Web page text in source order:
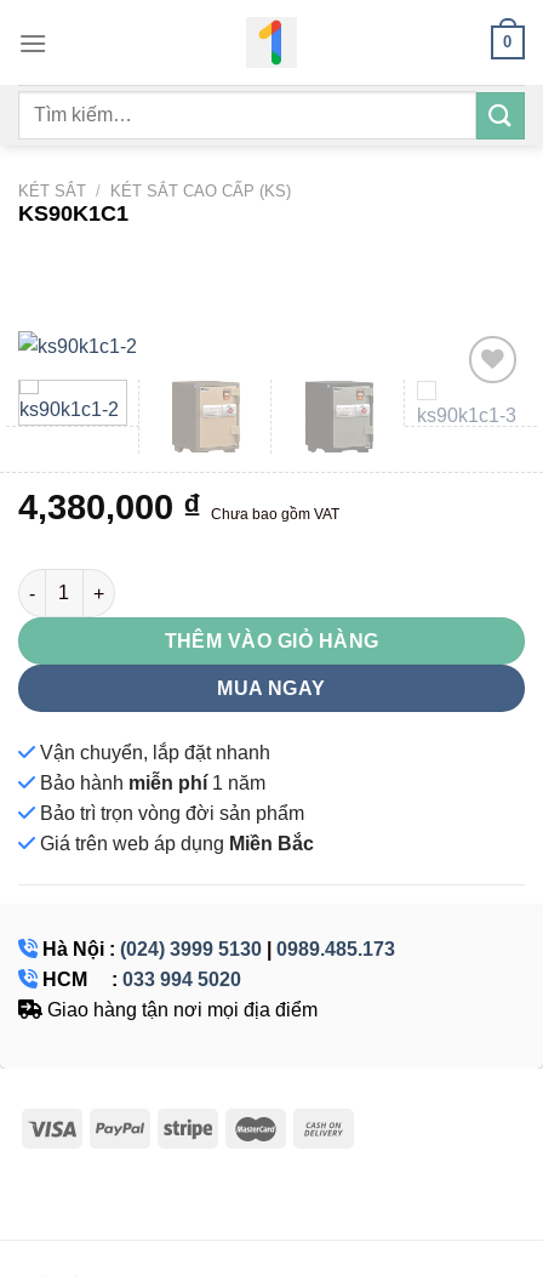
qua
dung
0
Tìm
KÉT SẮT / KÉT SẮT CAO CẤP (KS)
KS90K1C1
wishlist
4,380,000 ₫ Chưa bao gồm VAT
KS90K1C1 số lượng
THÊM VÀO GIỎ HÀNG
MUA NGAY
Vận chuyển, lắp đặt nhanh
Bảo hành miễn phí 1 năm
Bảo trì trọn vòng đời sản phẩm
Giá trên web áp dụng Miền Bắc
Hà Nội : (024) 3999 5130
0989.485.173
HCM : 033 994 5020
Giao hàng tận nơi mọi địa điểm